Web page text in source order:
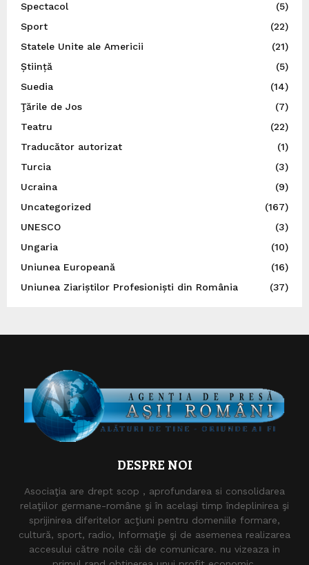
Spectacol
(5)
Sport
(22)
Statele Unite ale Americii
(21)
Știință
(5)
Suedia
(14)
Ţările de Jos
(7)
Teatru
(22)
Traducător autorizat
(1)
Turcia
(3)
Ucraina
(9)
Uncategorized
(167)
UNESCO
(3)
Ungaria
(10)
Uniunea Europeană
(16)
Uniunea Ziariștilor Profesioniști din România
(37)
DESPRE NOI
Asociaţia are drept scop , aprofundarea si consolidarea
relaţiilor germane-române şi în acelaşi timp îndeplinirea şi
sprijinirea diferitelor acţiuni pentru domeniile formare,
cultură, sport, radio, Informaţie şi de asemenea realizarea
accesului către noile căi de comunicare. nu vizeaza in